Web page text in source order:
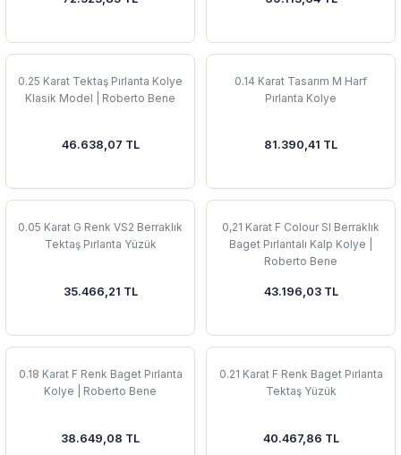
0.25 Karat Tektaş Pırlanta Kolye
Klasik Model | Roberto Bene
46.638,07 TL
0.14 Karat Tasarım M Harf
Pırlanta Kolye
81.390,41 TL
0.05 Karat G Renk VS2 Berraklık
Tektaş Pırlanta Yüzük
35.466,21 TL
0,21 Karat F Colour SI Berraklık
Baget Pırlantalı Kalp Kolye |
Roberto Bene
43.196,03 TL
0.18 Karat F Renk Baget Pırlanta
Kolye | Roberto Bene
38.649,08 TL
0.21 Karat F Renk Baget Pırlanta
Tektaş Yüzük
40.467,86 TL